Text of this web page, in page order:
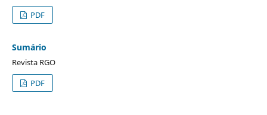
PDF
Sumário
Revista RGO
PDF